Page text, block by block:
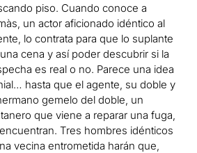
piso. Cuando conoce a
un actor aficionado idéntico al
lo contrata para que lo suplante
cena y así poder descubrir si la
es real o no. Parece una idea
hasta que el agente, su doble y
gemelo del doble, un
que viene a reparar una fuga,
Tres hombres idénticos
vecina entrometida harán que,